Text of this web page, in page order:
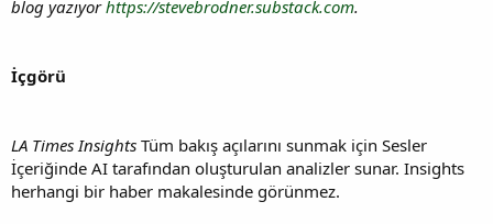
blog yazıyorhttps://stevebrodner.substack.com.
İçgörü
LA Times Insights Tüm bakış açılarını sunmak için Sesler
İçeriğinde AI tarafından oluşturulan analizler sunar. Insights
herhangi bir haber makalesinde görünmez.